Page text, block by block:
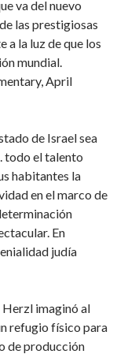
va del nuevo
las prestigiosas
a la luz de que los
mundial.
April
de Israel sea
todo el talento
habitantes la
en el marco de
En
judía
Herzl imaginó al
refugio físico para
de producción